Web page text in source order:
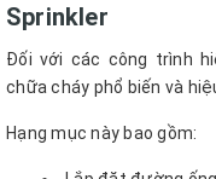
Sprinkler
Đối với các công trình
chữa cháy phổ biến và
Hạng mục này bao gồm: